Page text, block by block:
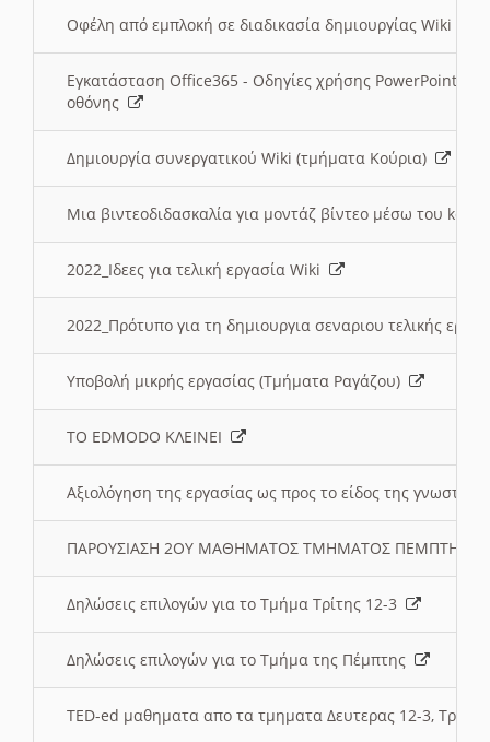
Οφέλη από εμπλοκή σε διαδικασία δημιουργίας Wiki
Εγκατάσταση Office365 - Οδηγίες χρήσης PowerPoint
οθόνης
Δημιουργία συνεργατικού Wiki (τμήματα Κούρια)
Μια βιντεοδιδασκαλία για μοντάζ βίντεο μέσω του
2022_Ιδεες για τελική εργασία Wiki
2022_Πρότυπο για τη δημιουργια σεναριου τελικής
Υποβολή μικρής εργασίας (Τμήματα Ραγάζου)
ΤΟ EDMODO ΚΛΕΙΝΕΙ
Αξιολόγηση της εργασίας ως προς το είδος της
ΠΑΡΟΥΣΙΑΣΗ 2ΟΥ ΜΑΘΗΜΑΤΟΣ ΤΜΗΜΑΤΟΣ
Δηλώσεις επιλογών για το Τμήμα Τρίτης 12-3
Δηλώσεις επιλογών για το Τμήμα της Πέμπτης
TED-ed μαθηματα απο τα τμηματα Δευτερας 12-3,